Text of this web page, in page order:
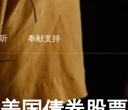
奉献支持